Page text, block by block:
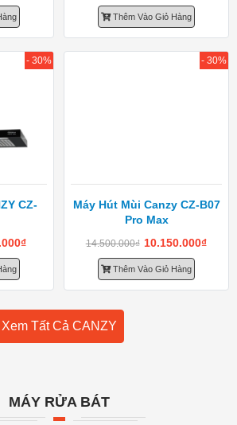
Thêm Vào Giỏ Hàng
CZ-
₫
- 30%
Máy Hút Mùi Canzy CZ-B07
Pro Max
14.500.000₫ 10.150.000₫
Thêm Vào Giỏ Hàng
- 30%
Xem Tất Cả CANZY
MÁY RỬA BÁT